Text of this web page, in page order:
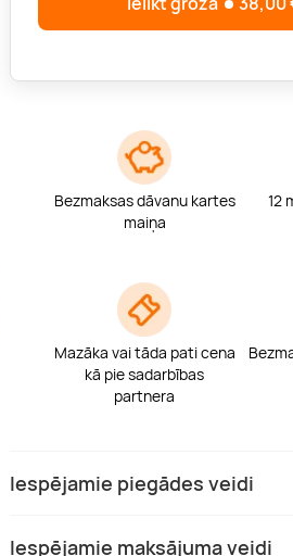
Bezmaksas dāvanu kartes
maiņa
12
Mazāka vai tāda pati cena
kā pie sadarbības
partnera
Iespējamie piegādes veidi
Iespējamie maksājuma veidi